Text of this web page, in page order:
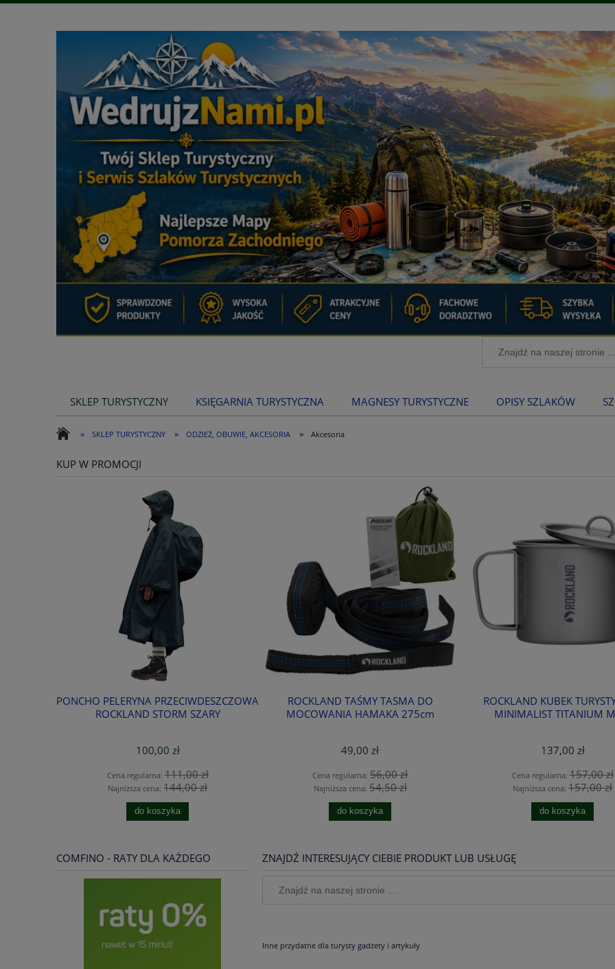
SKLEP TURYSTYCZNY KSIĘGARNIA TURYSTYCZNA MAGNESY TURYSTYCZNE OPISY SZLAKÓW
» SKLEP TURYSTYCZNY » ODZIEŻ, OBUWIE, AKCESORIA » Akcesoria
KUP W PROMOCJI
ROCKLAND TAŚMY TASMA DO
MOCOWANIA HAMAKA 275cm
49,00 zł
Cena regularna:56,00 zł
Najniższa cena:54,50 zł
do koszyka
ROCKLAND KUBEK TURYSTYCZNY
MINIMALIST TITANIUM MUG
137,00 zł
Cena regularna:157,00 zł
Najniższa cena:157,00 zł
do koszyka
GSI KUBEK TERMICZNY
BACKPACKER MUG
45,00 zł
Cena regularna:69,00 zł
Najniższa cena:49,99 zł
do koszyka
COMFINO - RATY DLA KAŻDEGO ZNAJDŹ INTERESUJĄCY CIEBIE PRODUKT LUB USŁUGĘ
Inne przydatne dla turysty gadżety i artykuły